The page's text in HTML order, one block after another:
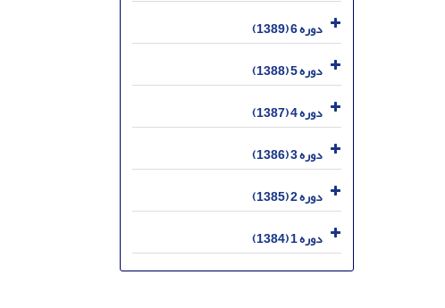
دوره 6 (1389)
دوره 5 (1388)
دوره 4 (1387)
دوره 3 (1386)
دوره 2 (1385)
دوره 1 (1384)